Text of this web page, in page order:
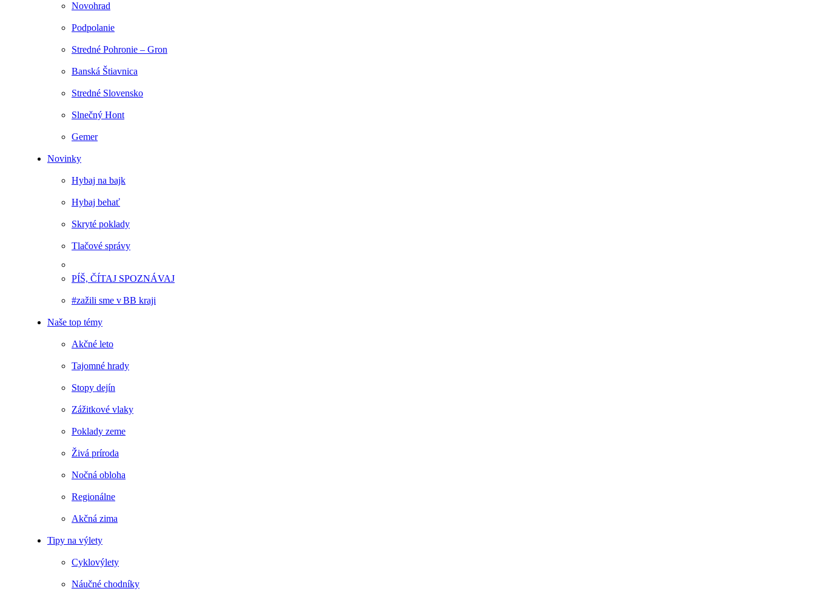
Novohrad
Podpolanie
Stredné Pohronie – Gron
Banská Štiavnica
Stredné Slovensko
Slnečný Hont
Gemer
Novinky
Hybaj na bajk
Hybaj behať
Skryté poklady
Tlačové správy
PÍŠ, ČÍTAJ SPOZNÁVAJ
#zažili sme v BB kraji
Naše top témy
Akčné leto
Tajomné hrady
Stopy dejín
Zážitkové vlaky
Poklady zeme
Živá príroda
Nočná obloha
Regionálne
Akčná zima
Tipy na výlety
Cyklovýlety
Náučné chodníky